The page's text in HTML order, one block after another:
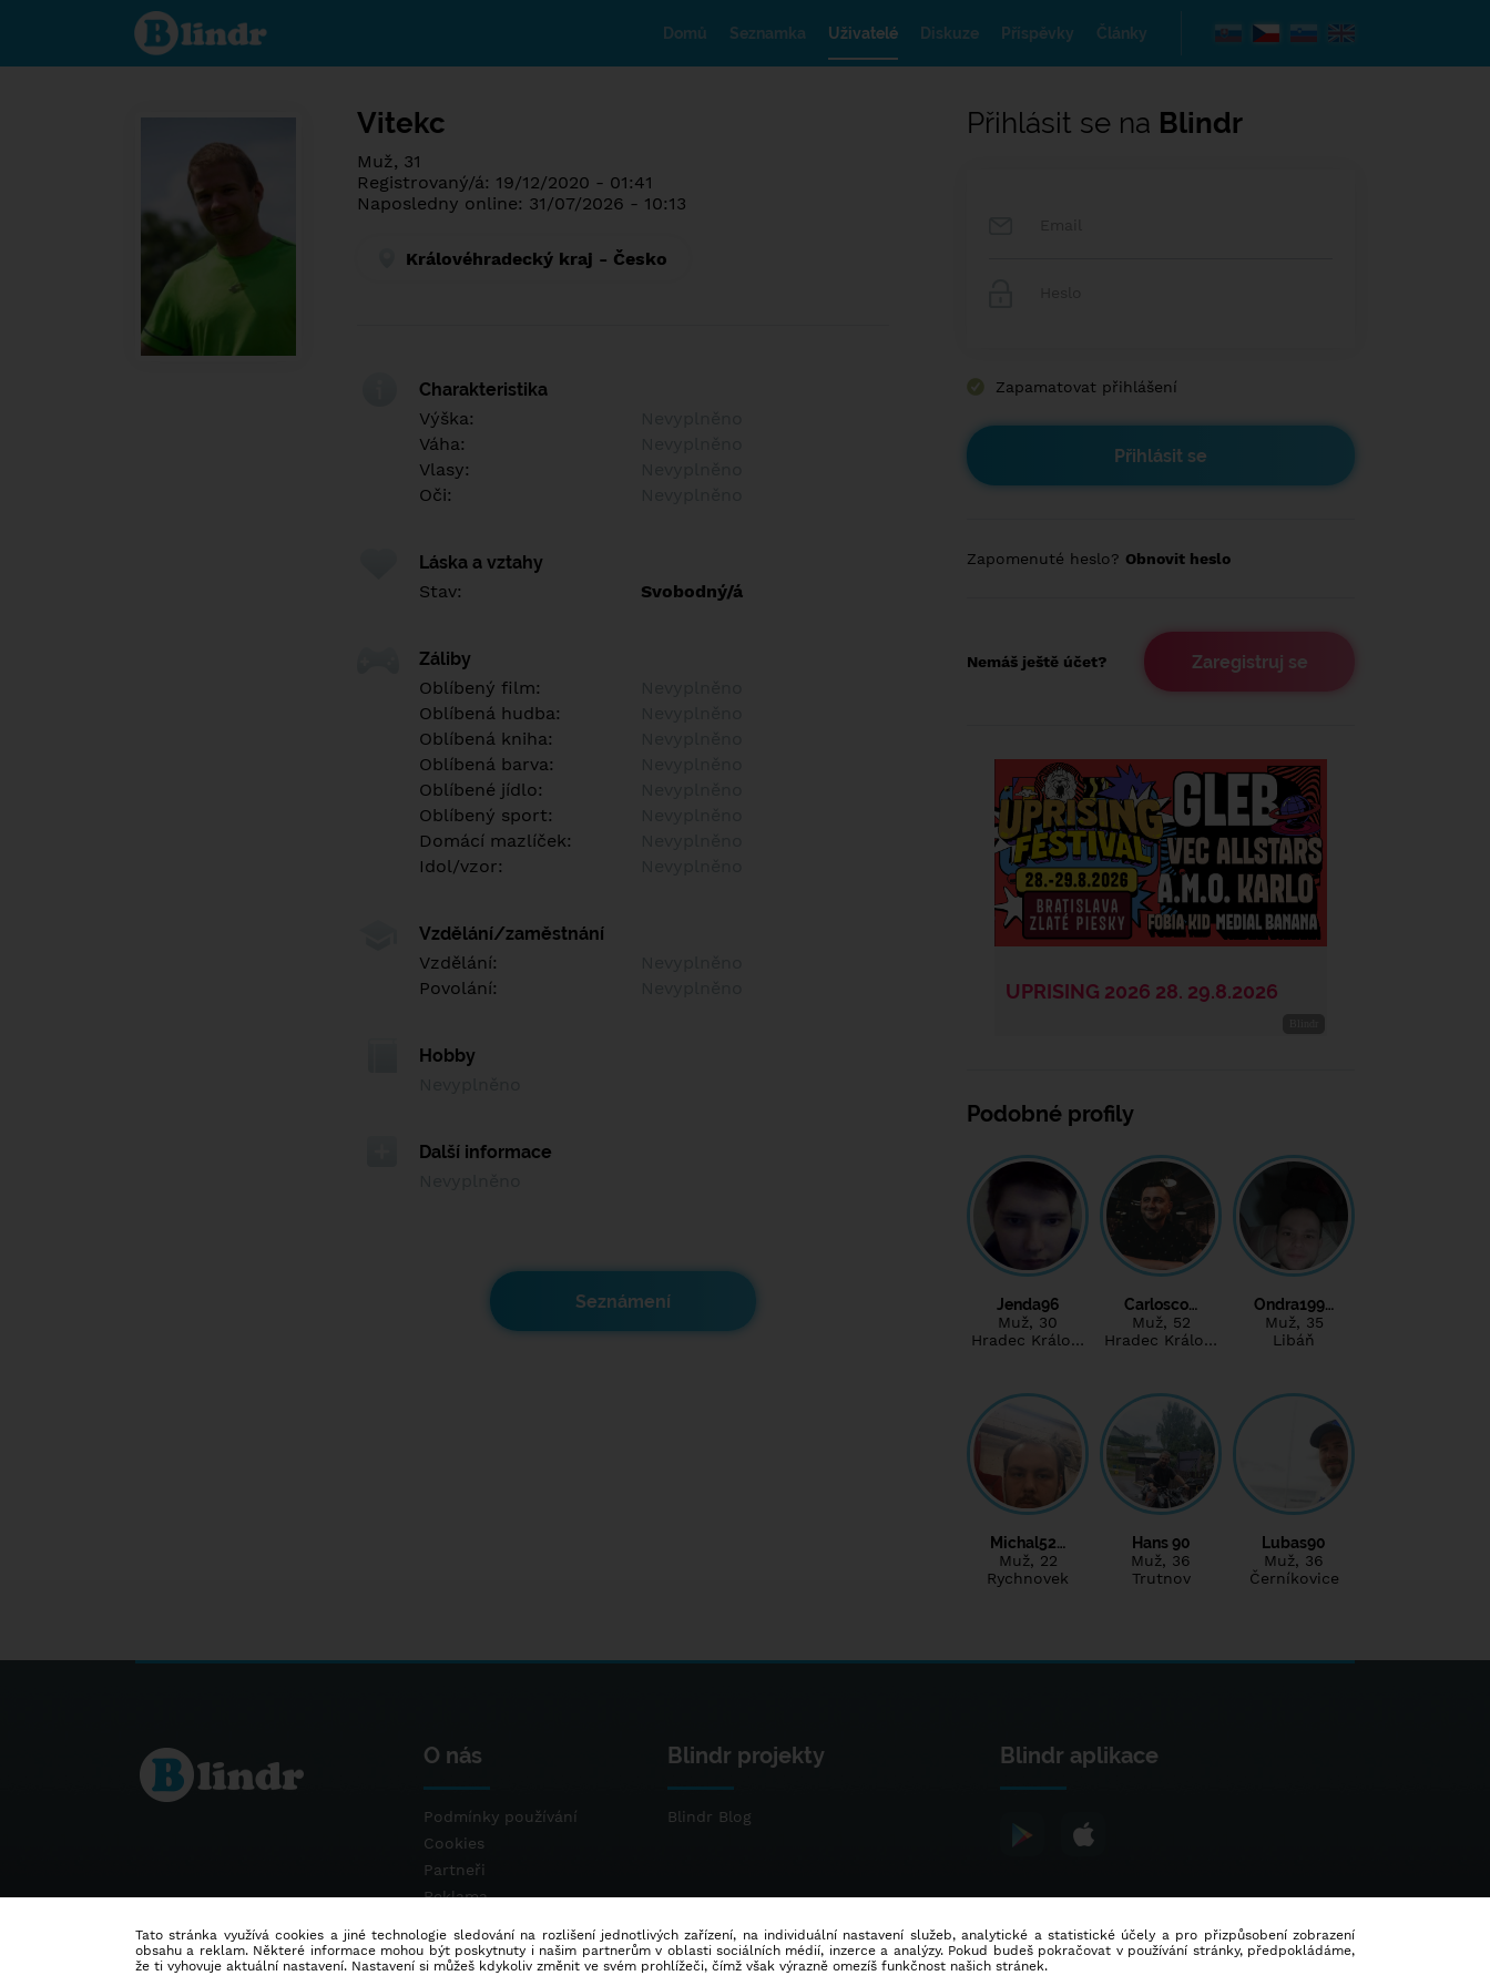
Poznej co je
pod maskou.
Seznamovací
Domů Seznamka Uživatelé Diskuze Příspěvky Články
Vitekc
Muž, 31
Registrovaný/á: 19/12/2020 - 01:41
Naposledny online: 31/07/2026 - 10:13
Královéhradecký kraj - Česko
Charakteristika
Výška:
Váha:
Vlasy:
Oči:
Láska a vztahy
Stav:
Svobodný/á
Záliby
Oblíbený film:
Oblíbená hudba:
Oblíbená kniha:
Oblíbená barva:
Oblíbené jídlo:
Oblíbený sport:
Domácí mazlíček:
Idol/vzor:
Vzdělání/zaměstnání
Vzdělání:
Povolání:
Hobby
Další informace
Seznámení
Přihlásit se na Blindr
Zapamatovat přihlášení
Zapomenuté heslo? Obnovit heslo
Nemáš ještě účet? Zaregistruj se
Podobné profily
Jenda96
Muž, 30
Hradec Králo…
Carlosco…
Muž, 52
Hradec Králo…
Ondra199…
Muž, 35
Libáň
Michal52…
Muž, 22
Rychnovek
Hans 90
Muž, 36
Trutnov
Lubas90
Muž, 36
Černíkovice
O nás
Podmínky používání
Cookies
Partneři
Reklama
Blindr projekty
Blindr Blog
Blindr aplikace
Tato stránka využívá cookies a jiné technologie sledování na rozlišení jednotlivých zařízení, na individuální nastavení služeb, analytické a statistické účely a pro přizpůsobení zobrazení
obsahu a reklam. Některé informace mohou být poskytnuty i našim partnerům v oblasti sociálních médií, inzerce a analýzy. Pokud budeš pokračovat v používání stránky, předpokládáme,
že ti vyhovuje aktuální nastavení. Nastavení si můžeš kdykoliv změnit ve svém prohlížeči, čímž však výrazně omezíš funkčnost našich stránek.